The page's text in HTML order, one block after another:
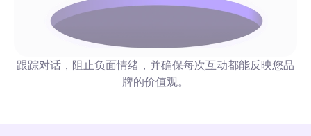
电子通讯：创作者和营销者的自动化和互动完整指南（
一个精选的电子通讯列表，提供可复制的社交自动化策略——包
漏斗、评论回复、审核功能——按阅读时间、成本/频率和自动
跟踪对话，阻止负面情绪，并确保每次互动都能反映您品
牌的价值观。